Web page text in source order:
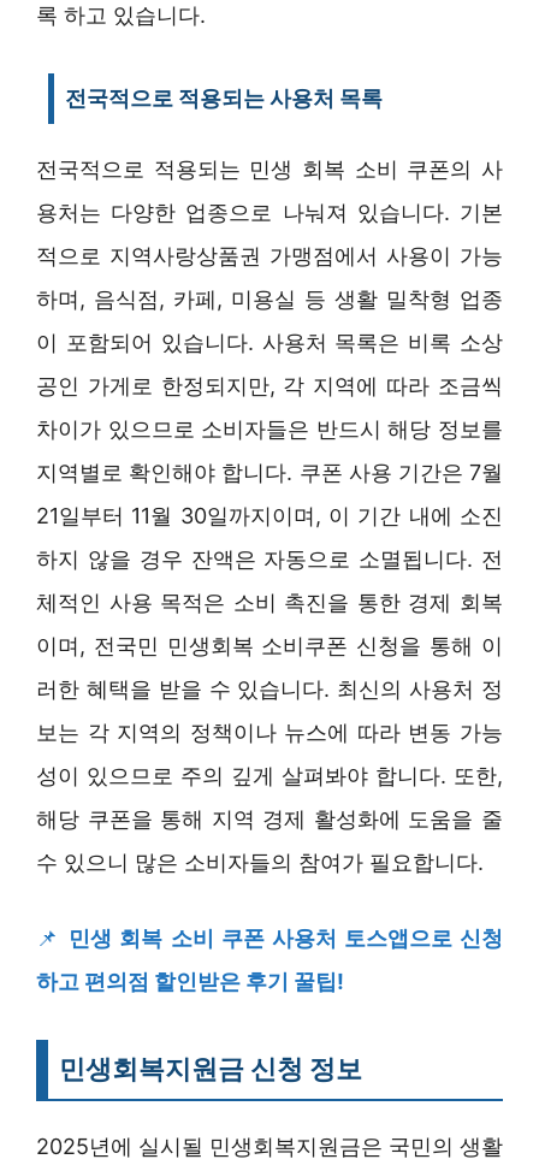
록 하고 있습니다.
전국적으로 적용되는 사용처 목록
전국적으로 적용되는 민생 회복 소비 쿠폰의 사
용처는 다양한 업종으로 나눠져 있습니다. 기본
적으로 지역사랑상품권 가맹점에서 사용이 가능
하며, 음식점, 카페, 미용실 등 생활 밀착형 업종
이 포함되어 있습니다. 사용처 목록은 비록 소상
공인 가게로 한정되지만, 각 지역에 따라 조금씩
차이가 있으므로 소비자들은 반드시 해당 정보를
지역별로 확인해야 합니다. 쿠폰 사용 기간은 7월
21일부터 11월 30일까지이며, 이 기간 내에 소진
하지 않을 경우 잔액은 자동으로 소멸됩니다. 전
체적인 사용 목적은 소비 촉진을 통한 경제 회복
이며, 전국민 민생회복 소비쿠폰 신청을 통해 이
러한 혜택을 받을 수 있습니다. 최신의 사용처 정
보는 각 지역의 정책이나 뉴스에 따라 변동 가능
성이 있으므로 주의 깊게 살펴봐야 합니다. 또한,
해당 쿠폰을 통해 지역 경제 활성화에 도움을 줄
수 있으니 많은 소비자들의 참여가 필요합니다.
📌 민생 회복 소비 쿠폰 사용처 토스앱으로 신청
하고 편의점 할인받은 후기 꿀팁!
민생회복지원금 신청 정보
2025년에 실시될 민생회복지원금은 국민의 생활